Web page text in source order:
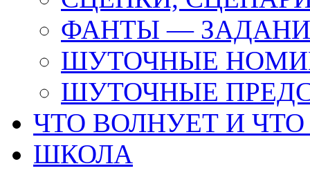
ФАНТЫ —
ШУТОЧНЫЕ
ШУТОЧНЫЕ
ЧТО ВОЛНУЕТ И ЧТО
ШКОЛА